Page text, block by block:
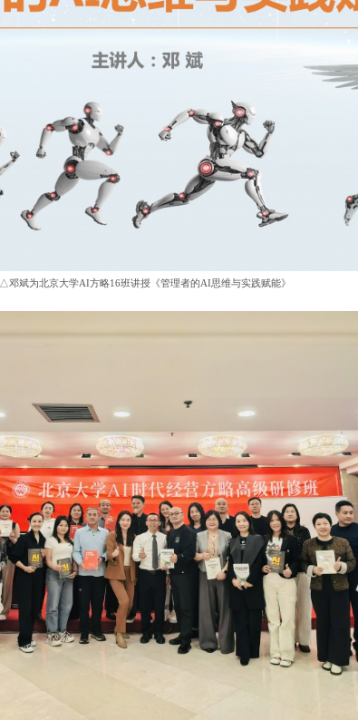
△邓斌为北京大学AI方略16班讲授《管理者的AI思维与实践赋能》